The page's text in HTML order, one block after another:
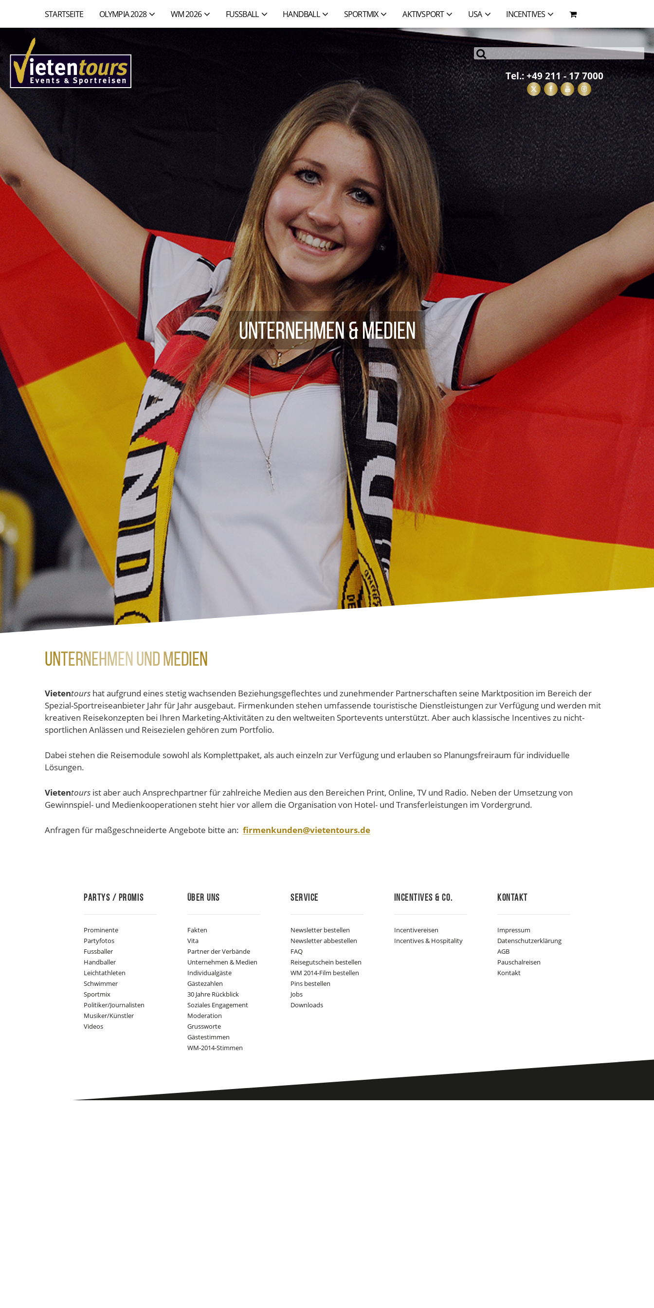
STARTSEITE OLYMPIA 2028 WM 2026 FUSSBALL HANDBALL SPORTMIX AKTIVSPORT USA INCENTIVES
Unternehmen & Medien
Tel.:+49 211 - 17 7000
Unternehmen und Medien
Vietentours hat aufgrund eines stetig wachsenden Beziehungsgeflechtes und zunehmender Partnerschaften seine Marktposition im Bereich der
Spezial-Sportreiseanbieter Jahr für Jahr ausgebaut. Firmenkunden stehen umfassende touristische Dienstleistungen zur Verfügung und werden mit
kreativen Reisekonzepten bei Ihren Marketing-Aktivitäten zu den weltweiten Sportevents unterstützt. Aber auch klassische Incentives zu nicht-
sportlichen Anlässen und Reisezielen gehören zum Portfolio.
Dabei stehen die Reisemodule sowohl als Komplettpaket, als auch einzeln zur Verfügung und erlauben so Planungsfreiraum für individuelle
Lösungen.
Vietentours ist aber auch Ansprechpartner für zahlreiche Medien aus den Bereichen Print, Online, TV und Radio. Neben der Umsetzung von
Gewinnspiel- und Medienkooperationen steht hier vor allem die Organisation von Hotel- und Transferleistungen im Vordergrund.
Anfragen für maßgeschneiderte Angebote bitte an: firmenkunden@vietentours.de
Partys / Promis
Prominente
Partyfotos
Fussballer
Handballer
Leichtathleten
Schwimmer
Sportmix
Politiker/Journalisten
Musiker/Künstler
Videos
Über Uns
Fakten
Vita
Partner der Verbände
Unternehmen & Medien
Individualgäste
Gästezahlen
30 Jahre Rückblick
Soziales Engagement
Moderation
Grussworte
Gästestimmen
WM-2014-Stimmen
Service
Newsletter bestellen
Newsletter abbestellen
FAQ
Reisegutschein bestellen
WM 2014-Film bestellen
Pins bestellen
Jobs
Downloads
Incentives & Co.
Incentivereisen
Incentives & Hospitality
Kontakt
Impressum
Datenschutzerklärung
AGB
Pauschalreisen
Kontakt